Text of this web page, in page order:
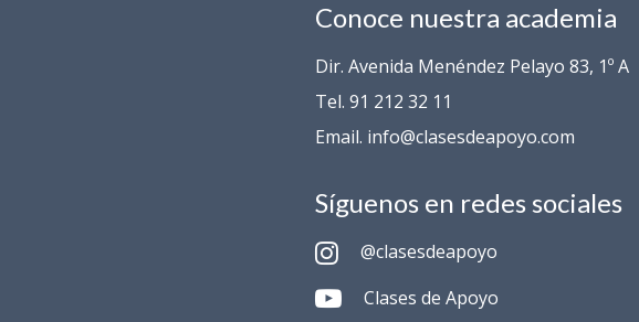
Conoce nuestra academia
Dir. Avenida Menéndez Pelayo 83, 1º A
Tel. 91 212 32 11
Email. info@clasesdeapoyo.com
Síguenos en redes sociales
@clasesdeapoyo
Clases de Apoyo